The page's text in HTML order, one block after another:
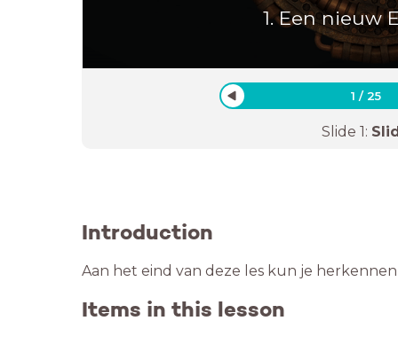
1. Een nieuw
1 /25
Slide 1:
Introduction
Aan het eind van deze les kun je
Items in this lesson